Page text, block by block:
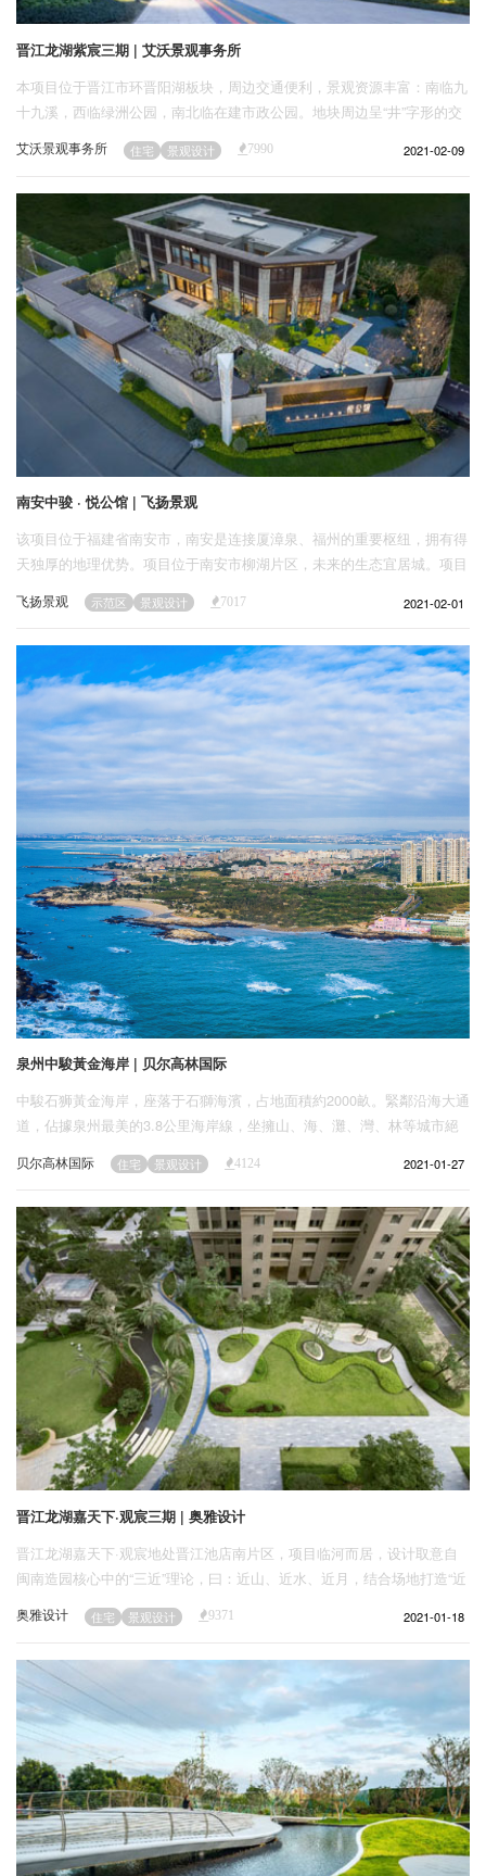
晋江龙湖紫宸三期 | 艾沃景观事务所
本项目位于晋江市环晋阳湖板块，周边交通便利，景观资源丰富：南临九
十九溪，西临绿洲公园，南北临在建市政公园。地块周边呈“井”字形的交
通网规划，交通便捷。场地较为狭长，空间尺度呈三角形，由西至东逐渐
开阔，轴线流畅。对于大区内消防车道以及较多消防登高面，采用了弱化
艾沃景观事务所 住宅 景观设计 7990 2021-02-09
南安中骏 · 悦公馆 | 飞扬景观
该项目位于福建省南安市，南安是连接厦漳泉、福州的重要枢纽，拥有得
天独厚的地理优势。项目位于南安市柳湖片区，未来的生态宜居城。项目
南至南安市区黄金主干道-柳南西路，西至现状山体，北至现状自然村，
可快速到达南安市政府、火车站、汽车站。地段周边教育、医疗、商业和
值的自然资源景观，区位价值极高。
飞扬景观 示范区 景观设计 7017 2021-02-01
泉州中駿黃金海岸 | 贝尔高林国际
中駿石狮黃金海岸，座落于石獅海濱，占地面積約2000畝。緊鄰沿海大通
道，佔據泉州最美的3.8公里海岸線，坐擁山、海、灘、灣、林等城市絕
版自然資源，將築就海西首個集居住、休閒、度假、商務、旅遊、購物功
能於一體的灣區綜合體。
贝尔高林国际 住宅 景观设计 4124 2021-01-27
晋江龙湖嘉天下·观宸三期 | 奥雅设计
晋江龙湖嘉天下·观宸地处晋江池店南片区，项目临河而居，设计取意自
闽南造园核心中的“三近”理论，曰：近山、近水、近月，结合场地打造“近
奥雅设计 住宅 景观设计 9371 2021-01-18